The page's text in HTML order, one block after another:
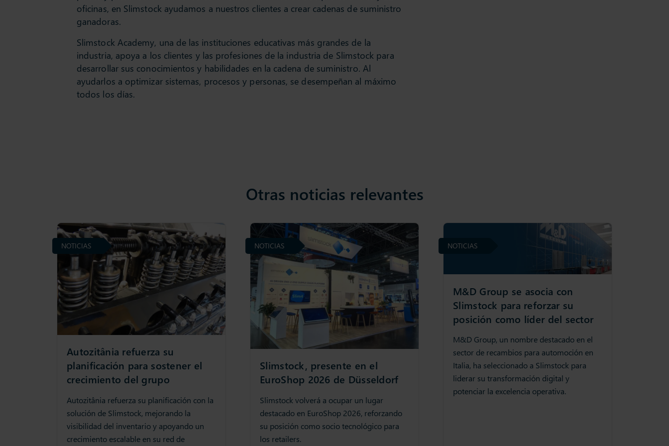
oficinas, en Slimstock ayudamos a nuestros clientes a crear cadenas de suministro
ganadoras.
Slimstock Academy, una de las instituciones educativas más grandes de la
industria, apoya a los clientes y las profesiones de la industria de Slimstock para
desarrollar sus conocimientos y habilidades en la cadena de suministro. Al
ayudarlos a optimizar sistemas, procesos y personas, se desempeñan al máximo
todos los días.
Otras noticias relevantes
Autozitânia refuerza su
planificación para sostener el
crecimiento del grupo
Autozitânia refuerza su planificación con la
solución de Slimstock, mejorando la
visibilidad del inventario y apoyando un
crecimiento escalable en su red de
NOTICIAS
Slimstock, presente en el
EuroShop 2026 de Düsseldorf
Slimstock volverá a ocupar un lugar
destacado en EuroShop 2026, reforzando
su posición como socio tecnológico para
los retailers.
NOTICIAS
M&D Group se asocia con
Slimstock para reforzar su
posición como líder del sector
M&D Group, un nombre destacado en el
sector de recambios para automoción en
Italia, ha seleccionado a Slimstock para
liderar su transformación digital y
potenciar la excelencia operativa.
NOTICIAS